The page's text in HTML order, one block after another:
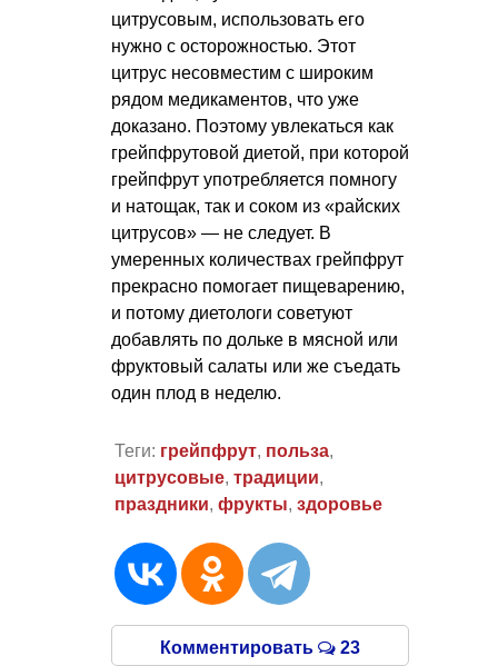
цитрусовым, использовать его
нужно с осторожностью. Этот
цитрус несовместим с широким
рядом медикаментов, что уже
доказано. Поэтому увлекаться как
грейпфрутовой диетой, при которой
грейпфрут употребляется помногу
и натощак, так и соком из «райских
цитрусов» — не следует. В
умеренных количествах грейпфрут
прекрасно помогает пищеварению,
и потому диетологи советуют
добавлять по дольке в мясной или
фруктовый салаты или же съедать
один плод в неделю.
Теги: грейпфрут, польза,
цитрусовые, традиции,
праздники, фрукты, здоровье
Комментировать 23